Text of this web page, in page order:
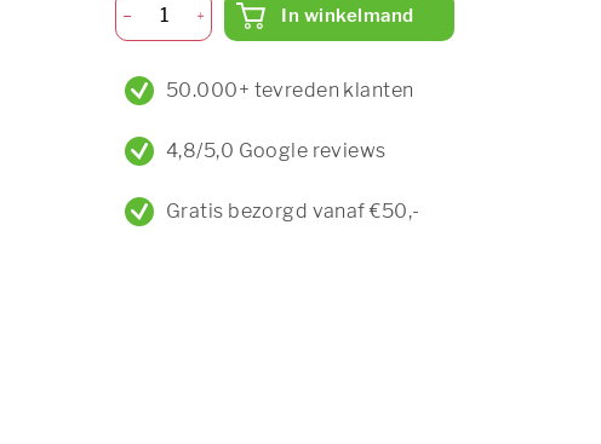
In winkelmand
50.000+ tevreden klanten
4,8/5,0 Google reviews
Gratis bezorgd vanaf €50,-